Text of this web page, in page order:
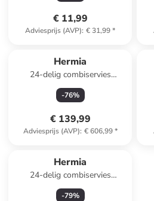
€ 11,99
Adviesprijs (AVP): € 31,99*
Hermia
24-delig combiservies
wit/donkerblauw
-76%
€ 139,99
Adviesprijs (AVP): € 606,99*
Hermia
24-delig combiservies
wit/groen/paars
-79%